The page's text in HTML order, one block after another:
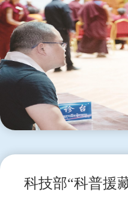
科技部“科普援